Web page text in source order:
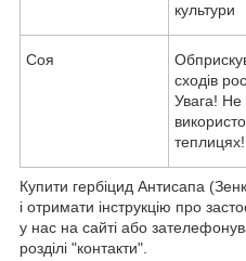
культури
Соя
сходів
Увага! Не
теплицях!
Купити гербіцид Антисапа
і отримати інструкцію про
у нас на сайті або
розділі "контакти".